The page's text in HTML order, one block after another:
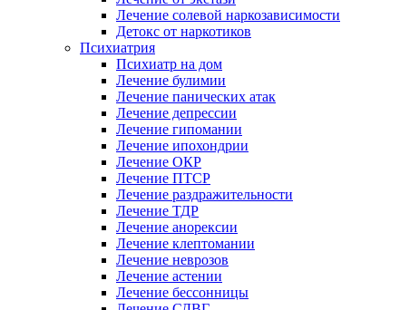
Лечение солевой наркозависимости
Детокс от наркотиков
Психиатрия
Психиатр на дом
Лечение булимии
Лечение панических атак
Лечение депрессии
Лечение гипомании
Лечение ипохондрии
Лечение ОКР
Лечение ПТСР
Лечение раздражительности
Лечение ТДР
Лечение анорексии
Лечение клептомании
Лечение неврозов
Лечение астении
Лечение бессонницы